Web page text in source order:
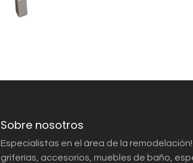
Sobre nosotros
Especialistas en el área de la
griferías, accesorios, muebles de baño,